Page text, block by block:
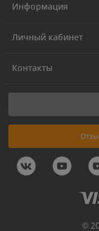
Информация
Личный кабинет
Контакты
©